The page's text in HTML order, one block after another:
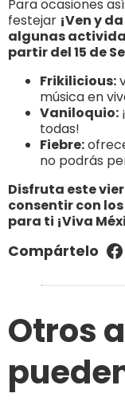
Para ocasiones
festejar ¡Ven y
algunas
partir del 15 de
Frikilicious:
música en
Vaniloquio:
todas!
Fiebre:
no podrás
Disfruta este
consentir con
para ti ¡Viva
Compártelo
Otros